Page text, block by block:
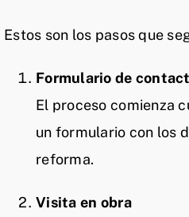
Estos son los pasos que
Formulario de
El proceso comienza
un formulario con los
reforma.
Visita en obra